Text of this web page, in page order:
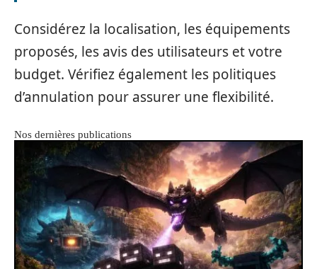
Considérez la localisation, les équipements
proposés, les avis des utilisateurs et votre
budget. Vérifiez également les politiques
d’annulation pour assurer une flexibilité.
Nos dernières publications